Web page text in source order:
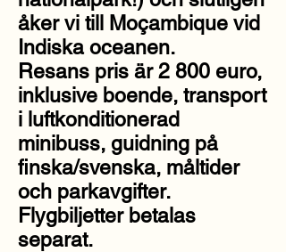
åker vi till Moçambique vid
Indiska oceanen.
Resans pris är 2 800 euro,
inklusive boende, transport
i luftkonditionerad
minibuss, guidning på
finska/svenska, måltider
och parkavgifter.
Flygbiljetter betalas
separat.